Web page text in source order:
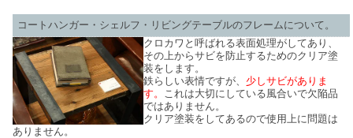
コートハンガー・シェルフ・リビングテーブルのフレームについて。
クロカワと呼ばれる表面処理がしてあり、
その上からサビを防止するためのクリア塗
装をします。
鉄らしい表情ですが、 少しサビがありま
す。
これは大切にしている風合いで欠陥品
ではありません。
クリア塗装をしてあるので使用上に問題は
ありません。